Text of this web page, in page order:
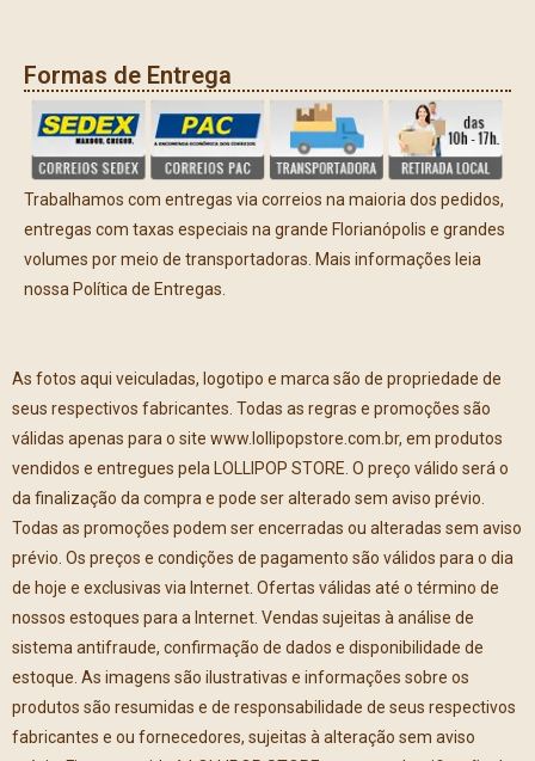
Formas de Entrega
Trabalhamos com entregas via correios na maioria dos pedidos,
entregas com taxas especiais na grande Florianópolis e grandes
volumes por meio de transportadoras. Mais informações leia
nossa Política de Entregas.
As fotos aqui veiculadas, logotipo e marca são de propriedade de
seus respectivos fabricantes. Todas as regras e promoções são
válidas apenas para o site www.lollipopstore.com.br, em produtos
vendidos e entregues pela LOLLIPOP STORE. O preço válido será o
da finalização da compra e pode ser alterado sem aviso prévio.
Todas as promoções podem ser encerradas ou alteradas sem aviso
prévio. Os preços e condições de pagamento são válidos para o dia
de hoje e exclusivas via Internet. Ofertas válidas até o término de
nossos estoques para a Internet. Vendas sujeitas à análise de
sistema antifraude, confirmação de dados e disponibilidade de
estoque. As imagens são ilustrativas e informações sobre os
produtos são resumidas e de responsabilidade de seus respectivos
fabricantes e ou fornecedores, sujeitas à alteração sem aviso